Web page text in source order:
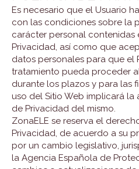
Es necesario que el Usuario
con las condiciones sobre la
carácter personal contenidas
Privacidad, así como que
datos personales para que el
tratamiento pueda proceder
durante los plazos y para las
uso del Sitio Web implicará
de Privacidad del mismo.
ZonaELE se reserva el
Privacidad, de acuerdo a su
por un cambio legislativo,
la Agencia Española de